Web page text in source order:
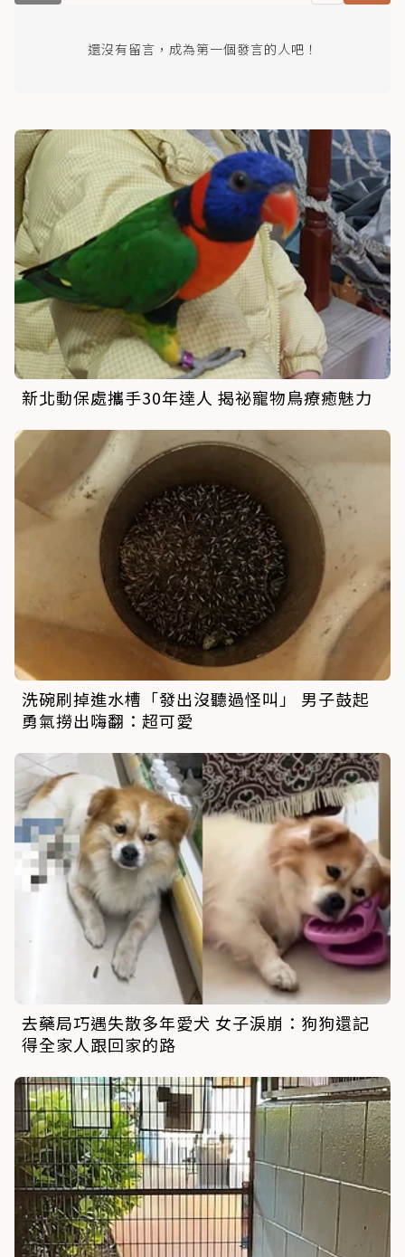
還沒有留言，成為第一個發言的人吧！
新北動保處攜手30年達人 揭祕寵物鳥療癒魅力
洗碗刷掉進水槽「發出沒聽過怪叫」 男子鼓起
勇氣撈出嗨翻：超可愛
去藥局巧遇失散多年愛犬 女子淚崩：狗狗還記
得全家人跟回家的路